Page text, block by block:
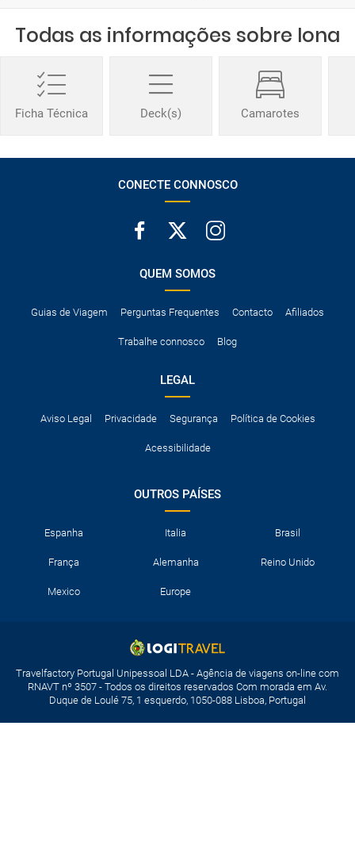
Todas as informações sobre Iona
Ficha Técnica Deck(s) Camarotes
CONECTE CONNOSCO
QUEM SOMOS
Guias de Viagem Perguntas Frequentes Contacto Afiliados
Trabalhe connosco Blog
LEGAL
Aviso Legal Privacidade Segurança Política de Cookies
Acessibilidade
OUTROS PAÍSES
Espanha Italia Brasil
França Alemanha Reino Unido
Mexico Europe
Travelfactory Portugal Unipessoal LDA - Agência de viagens on-line com
RNAVT nº 3507 - Todos os direitos reservados Com morada em Av.
Duque de Loulé 75, 1 esquerdo, 1050-088 Lisboa, Portugal